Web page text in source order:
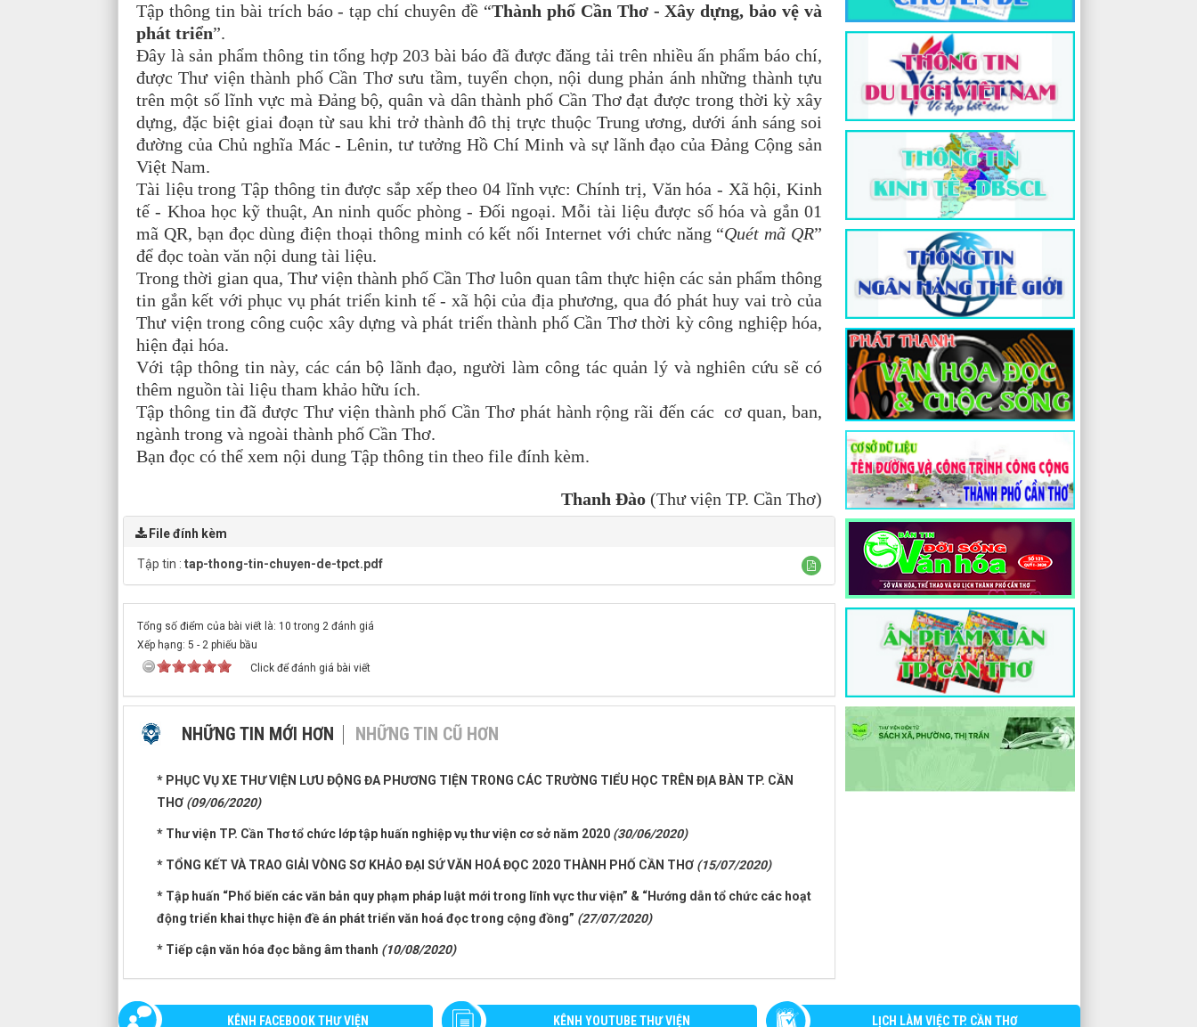
Tập thông tin bài trích báo - tạp chí chuyên đề “Thành phố Cần Thơ - Xây dựng, bảo vệ và
phát triển”.
Đây là sản phẩm thông tin tổng hợp 203 bài báo đã được đăng tải trên nhiều ấn phẩm báo chí,
được Thư viện thành phố Cần Thơ sưu tầm, tuyển chọn, nội dung phản ánh những thành tựu
trên một số lĩnh vực mà Đảng bộ, quân và dân thành phố Cần Thơ đạt được trong thời kỳ xây
dựng, đặc biệt giai đoạn từ sau khi trở thành đô thị trực thuộc Trung ương, dưới ánh sáng soi
đường của Chủ nghĩa Mác - Lênin, tư tưởng Hồ Chí Minh và sự lãnh đạo của Đảng Cộng sản
Việt Nam.
Tài liệu trong Tập thông tin được sắp xếp theo 04 lĩnh vực: Chính trị, Văn hóa - Xã hội, Kinh
tế - Khoa học kỹ thuật, An ninh quốc phòng - Đối ngoại. Mỗi tài liệu được số hóa và gắn 01
mã QR, bạn đọc dùng điện thoại thông minh có kết nối Internet với chức năng “Quét mã QR”
để đọc toàn văn nội dung tài liệu.
Trong thời gian qua, Thư viện thành phố Cần Thơ luôn quan tâm thực hiện các sản phẩm thông
tin gắn kết với phục vụ phát triển kinh tế - xã hội của địa phương, qua đó phát huy vai trò của
Thư viện trong công cuộc xây dựng và phát triển thành phố Cần Thơ thời kỳ công nghiệp hóa,
hiện đại hóa.
Với tập thông tin này, các cán bộ lãnh đạo, người làm công tác quản lý và nghiên cứu sẽ có
thêm nguồn tài liệu tham khảo hữu ích.
Tập thông tin đã được Thư viện thành phố Cần Thơ phát hành rộng rãi đến các cơ quan, ban,
ngành trong và ngoài thành phố Cần Thơ.
Bạn đọc có thể xem nội dung Tập thông tin theo file đính kèm.
Thanh Đào (Thư viện TP. Cần Thơ)
File đính kèm
Tập tin : tap-thong-tin-chuyen-de-tpct.pdf
Tổng số điểm của bài viết là: 10 trong 2 đánh giá
Xếp hạng: 5 - 2 phiếu bầu
Click để đánh giá bài viết
NHỮNG TIN MỚI HƠN NHỮNG TIN CŨ HƠN
* PHỤC VỤ XE THƯ VIỆN LƯU ĐỘNG ĐA PHƯƠNG TIỆN TRONG CÁC TRƯỜNG TIỂU HỌC TRÊN ĐỊA BÀN TP. CẦN
THƠ (09/06/2020)
* Thư viện TP. Cần Thơ tổ chức lớp tập huấn nghiệp vụ thư viện cơ sở năm 2020 (30/06/2020)
* TỔNG KẾT VÀ TRAO GIẢI VÒNG SƠ KHẢO ĐẠI SỨ VĂN HOÁ ĐỌC 2020 THÀNH PHỐ CẦN THƠ (15/07/2020)
* Tập huấn “Phổ biến các văn bản quy phạm pháp luật mới trong lĩnh vực thư viện” & “Hướng dẫn tổ chức các hoạt
động triển khai thực hiện đề án phát triển văn hoá đọc trong cộng đồng” (27/07/2020)
* Tiếp cận văn hóa đọc bằng âm thanh (10/08/2020)
KÊNH FACEBOOK THƯ VIỆN KÊNH YOUTUBE THƯ VIỆN LỊCH LÀM VIỆC TP. CẦN THƠ